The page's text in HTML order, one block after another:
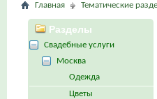
Главная Тематические
Разделы
Свадебные услуги
Москва
Одежда
Цветы